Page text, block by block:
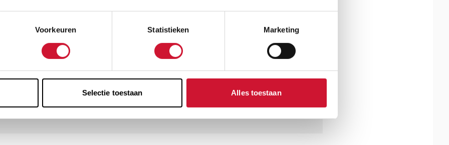
Voorkeuren Statistieken Marketing
Selectie toestaan Alles toestaan
meerdere keren
moeten nemen.
Daan